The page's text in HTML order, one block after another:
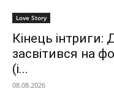
Love Story
Кінець
засвітився на
(і...
08.08.2026